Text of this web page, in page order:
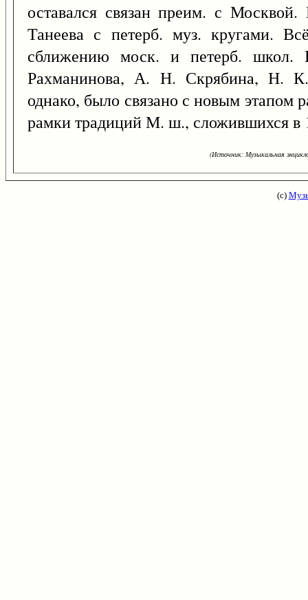
оставался связан преим. с
Танеева с петерб. муз. кругами.
сближению моск. и петерб.
Рахманинова, А. Н. Скрябина, Н. К.
однако, было связано с новым этапом
рамки традиций М. ш., сложившихся
(Источник: Музыкальная
(с)